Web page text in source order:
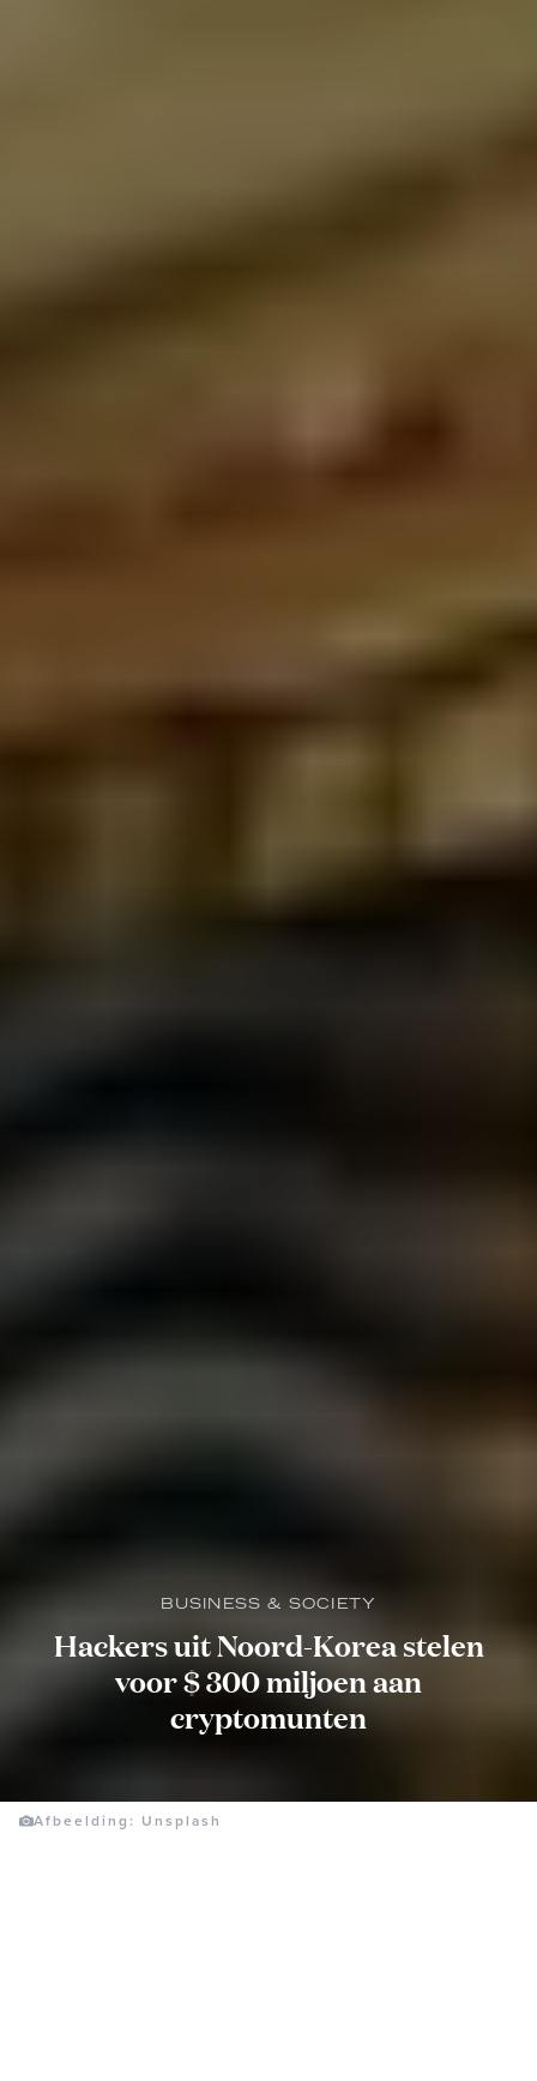
BUSINESS & SOCIETY
Hackers uit Noord-Korea stelen
voor $ 300 miljoen aan
cryptomunten
Afbeelding: Unsplash